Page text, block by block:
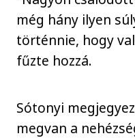
még hány ilyen
történnie, hogy
fűzte hozzá.
Sótonyi
megvan a